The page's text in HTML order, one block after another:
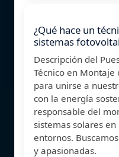
¿Qué hace un
sistemas
Descripción del
Técnico en Montaje
para unirse a
con la energía
responsable del
sistemas solares
entornos.
y apasionadas.